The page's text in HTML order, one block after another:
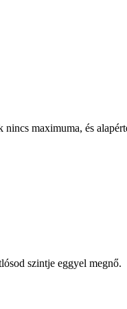
maximuma, és
szintje eggyel megnő.